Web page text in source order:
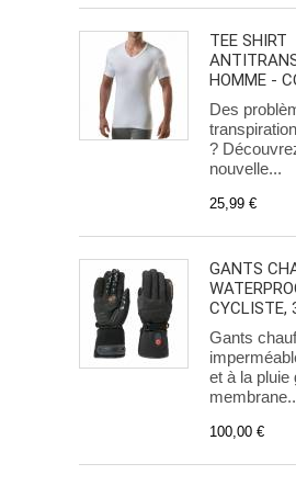
TEE SHIRT
HOMME -
Des
?
nouvelle...
25,99 €
GANTS
CYCLISTE,
Gants
et à la pluie
100,00 €